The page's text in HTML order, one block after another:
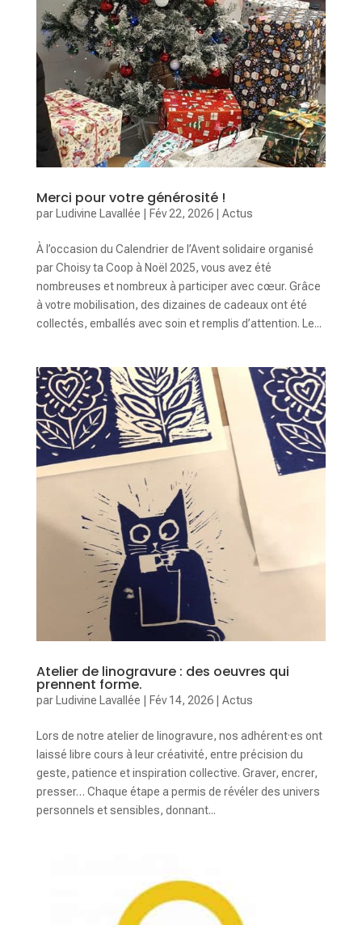
Merci pour votre générosité !
par Ludivine Lavallée Fév 22, 2026| Actus
À l’occasion du Calendrier de l’Avent solidaire organisé
par Choisy ta Coop à Noël 2025, vous avez été
nombreuses et nombreux à participer avec cœur. Grâce
à votre mobilisation, des dizaines de cadeaux ont été
collectés, emballés avec soin et remplis d’attention. Le...
Atelier de linogravure : des oeuvres qui
prennent forme.
par Ludivine Lavallée Fév 14, 2026| Actus
Lors de notre atelier de linogravure, nos adhérent·es ont
laissé libre cours à leur créativité, entre précision du
geste, patience et inspiration collective. Graver, encrer,
presser… Chaque étape a permis de révéler des univers
personnels et sensibles, donnant...